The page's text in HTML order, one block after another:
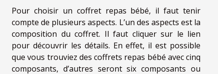
Pour choisir un coffret repas bébé, il faut tenir
compte de plusieurs aspects. L’un des aspects est la
composition du coffret. Il faut cliquer sur le lien
pour découvrir les détails. En effet, il est possible
que vous trouviez des coffrets repas bébé avec cinq
composants, d’autres seront six composants ou